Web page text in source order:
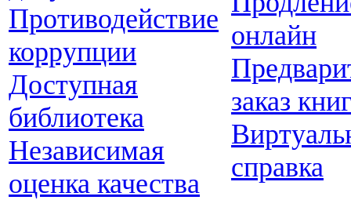
Противодействие
коррупции
Доступная
библиотека
Независимая
оценка качества
онлайн
заказ
справка